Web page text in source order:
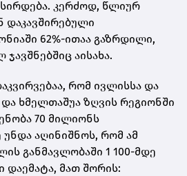
კერძოდ, წლიურ
დაკავშირებული
62%-ითაა გაზრდილი,
აისახა.
რომ ივლისსა და
ხმელთაშუა ზღვის რეგიონში
70 მილიონს
უნდა აღინიშნოს, რომ ამ
განმავლობაში 1 100-მდე
დაემატა, მათ შორის: